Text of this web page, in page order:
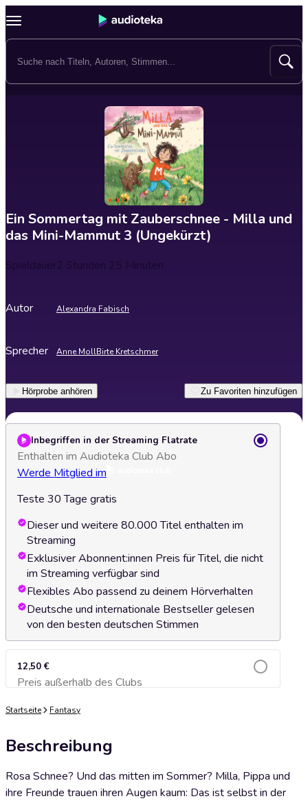
Ein Sommertag mit Zauberschnee - Milla und
das Mini-Mammut 3 (Ungekürzt)
Spieldauer2 Stunden 25 Minuten
Autor Alexandra Fabisch
Sprecher Anne MollBirte Kretschmer
Hörprobe anhören Zu Favoriten hinzufügen
Inbegriffen in der Streaming Flatrate
Enthalten im Audioteka Club Abo
Werde Mitglied im
Teste 30 Tage gratis
Dieser und weitere 80.000 Titel enthalten im
Streaming
Exklusiver Abonnent:innen Preis für Titel, die nicht
im Streaming verfügbar sind
Flexibles Abo passend zu deinem Hörverhalten
Deutsche und internationale Bestseller gelesen
von den besten deutschen Stimmen
12,50 €
Preis außerhalb des ClubsZum Warenkorb hinzufügen
Startseite Fantasy
Beschreibung
Rosa Schnee? Und das mitten im Sommer? Milla, Pippa und
ihre Freunde trauen ihren Augen kaum: Das ist selbst in der